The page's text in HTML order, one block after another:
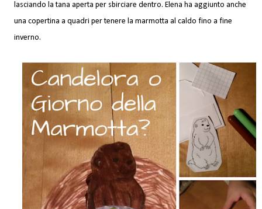
lasciando la tana aperta per sbirciare dentro. Elena ha aggiunto anche
una copertina a quadri per tenere la marmotta al caldo fino a fine
inverno.